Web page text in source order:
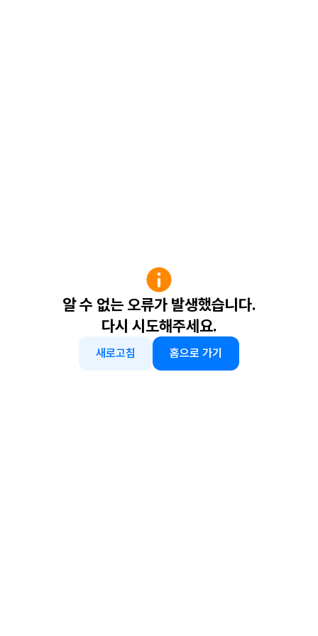
알 수 없는 오류가 발생했습니다.
다시 시도해주세요.
새로고침 홈으로 가기